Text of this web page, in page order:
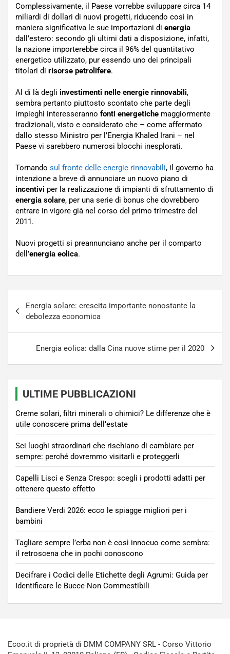
Complessivamente, il Paese vorrebbe sviluppare circa 14
miliardi di dollari di nuovi progetti, riducendo così in
maniera significativa le sue importazioni di energia
dall’estero: secondo gli ultimi dati a disposizione, infatti,
la nazione importerebbe circa il 96% del quantitativo
energetico utilizzato, pur essendo uno dei principali
titolari di risorse petrolifere.
Al di là degli investimenti nelle energie rinnovabili,
sembra pertanto piuttosto scontato che parte degli
impieghi interesseranno fonti energetiche maggiormente
tradizionali, visto e considerato che – come affermato
dallo stesso Ministro per l’Energia Khaled Irani – nel
Paese vi sarebbero numerosi blocchi inesplorati.
Tornando sul fronte delle energie rinnovabili, il governo ha
intenzione a breve di annunciare un nuovo piano di
incentivi per la realizzazione di impianti di sfruttamento di
energia solare, per una serie di bonus che dovrebbero
entrare in vigore già nel corso del primo trimestre del
2011.
Nuovi progetti si preannunciano anche per il comparto
dell’energia eolica.
articoli
Energia solare: crescita importante nonostante la
debolezza economica
Energia eolica: dalla Cina nuove stime per il 2020
ULTIME PUBBLICAZIONI
Creme solari, filtri minerali o chimici? Le differenze che è
utile conoscere prima dell’estate
Sei luoghi straordinari che rischiano di cambiare per
sempre: perché dovremmo visitarli e proteggerli
Capelli Lisci e Senza Crespo: scegli i prodotti adatti per
ottenere questo effetto
Bandiere Verdi 2026: ecco le spiagge migliori per i
bambini
Tagliare sempre l’erba non è così innocuo come sembra:
il retroscena che in pochi conoscono
Decifrare i Codici delle Etichette degli Agrumi: Guida per
Identificare le Bucce Non Commestibili
Ecoo.it di proprietà di DMM COMPANY SRL - Corso Vittorio